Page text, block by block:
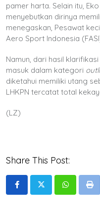
pamer harta. Selain itu,
menyebutkan dirinya
menegaskan, Pesawat
Aero Sport Indonesia
Namun, dari hasil
masuk dalam kategori
diketahui memiliki utang
LHKPN tercatat total
(LZ)
Share This Post:
WhatsappPrint